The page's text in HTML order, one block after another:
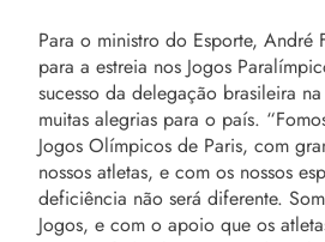
Para o ministro do Esporte, André
para a estreia nos Jogos
sucesso da delegação brasileira
muitas alegrias para o país.
Jogos Olímpicos de Paris, com
nossos atletas, e com os nossos
deficiência não será diferente.
Jogos, e com o apoio que os